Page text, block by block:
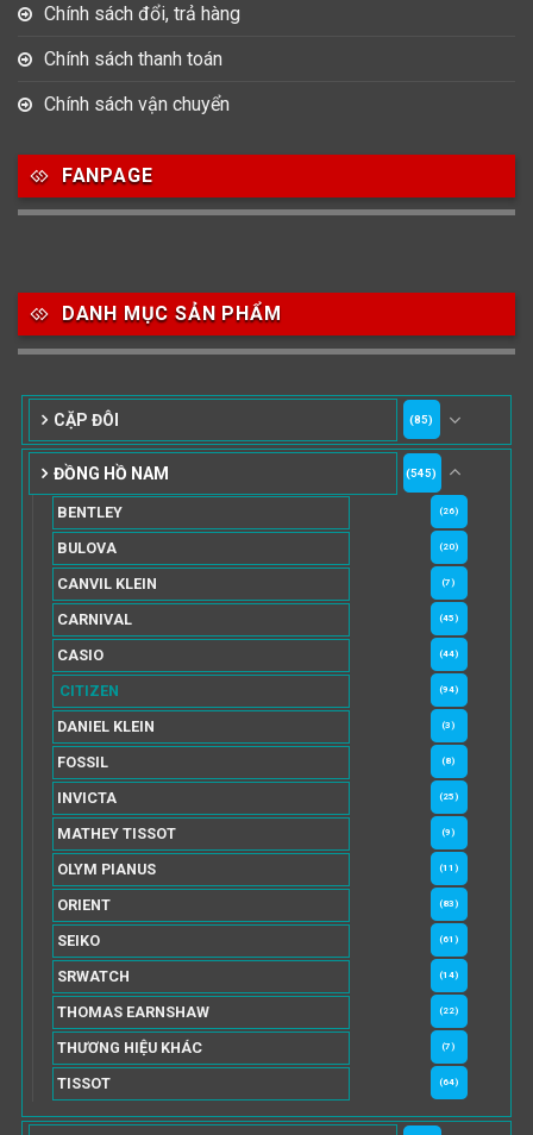
Chính sách đổi, trả hàng
Chính sách thanh toán
Chính sách vận chuyển
FANPAGE
DANH MỤC SẢN PHẨM
CẶP ĐÔI (85)
ĐỒNG HỒ NAM (545)
BENTLEY (26)
BULOVA (20)
CANVIL KLEIN (7)
CARNIVAL (45)
CASIO (44)
CITIZEN (94)
DANIEL KLEIN (3)
FOSSIL (8)
INVICTA (25)
MATHEY TISSOT (9)
OLYM PIANUS (11)
ORIENT (83)
SEIKO (61)
SRWATCH (14)
THOMAS EARNSHAW (22)
THƯƠNG HIỆU KHÁC (7)
TISSOT (64)